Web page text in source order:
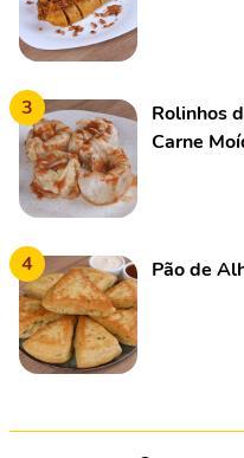
3
Rolinhos
Carne
4 Pão de